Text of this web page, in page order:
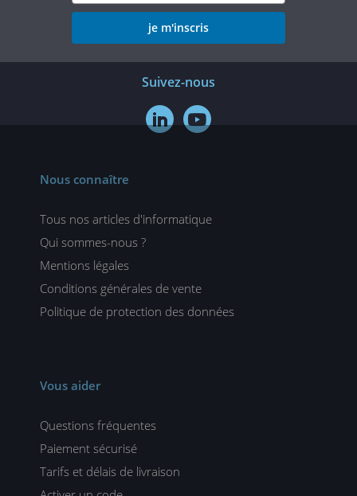
je m'inscris
Suivez-nous
 
Nous connaître
Tous nos articles d'informatique
Qui sommes-nous ?
Mentions légales
Conditions générales de vente
Politique de protection des données
Vous aider
Questions fréquentes
Paiement sécurisé
Tarifs et délais de livraison